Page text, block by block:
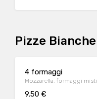
Pizze Bianche
4 formaggi
Mozzarella, formaggi misti
9.50 €